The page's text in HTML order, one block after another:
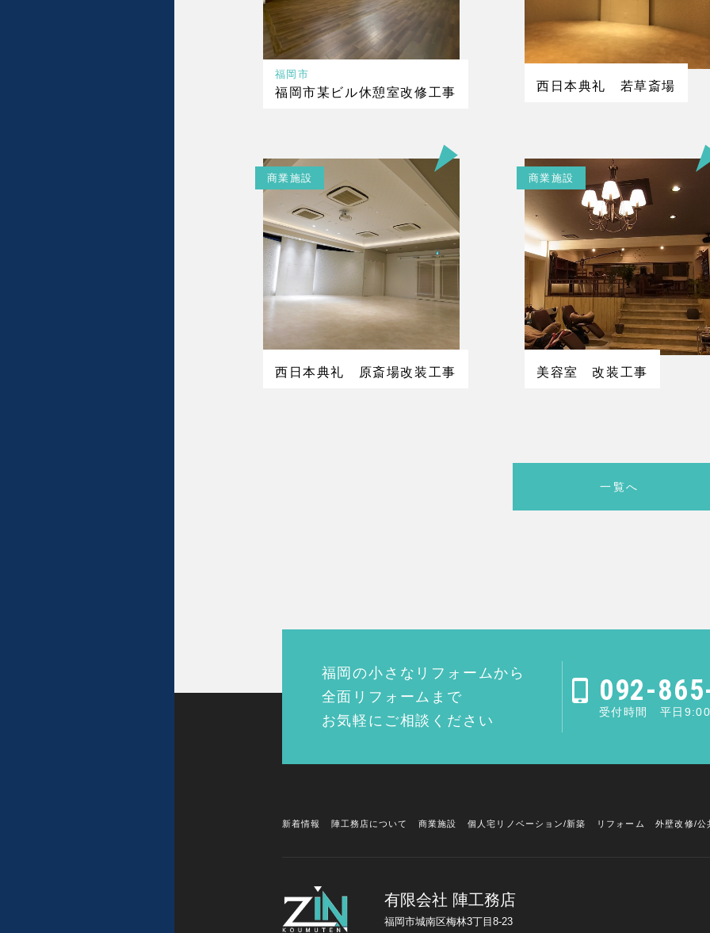
福岡市
福岡市某ビル休憩室改修工事 西日本典礼 若草斎場
商業施設
西日本典礼 原斎場改装工事
商業施設
美容室 改装工事
一覧へ
福岡の小さなリフォームから
全面リフォームまで
お気軽にご相談ください
092-
受付時間 平日
新着情報 陣工務店について 商業施設 個人宅リノベーション/新築 リフォーム 外壁改修/公
有限会社 陣工務店
福岡市城南区梅林3丁目8-23